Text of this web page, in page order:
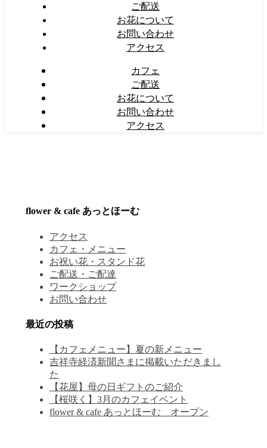
ご配送
お花について
お問い合わせ
アクセス
カフェ
ご配送
お花について
お問い合わせ
アクセス
flower & cafe あっとほーむ
アクセス
カフェ・メニュー
お祝い花・スタンド花
ご配送・ご配達
ワークショップ
お問い合わせ
最近の投稿
【カフェメニュー】夏の新メニュー
吉祥寺経済新聞さまに掲載いただきまし
た
【花屋】母の日ギフトのご紹介
【桜咲く】3月のカフェイベント
flower & cafe あっとほーむ オープン